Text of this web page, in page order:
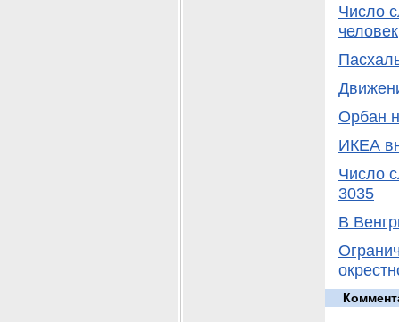
Число
человек
Орбан
ИКЕА
Число
3035
В